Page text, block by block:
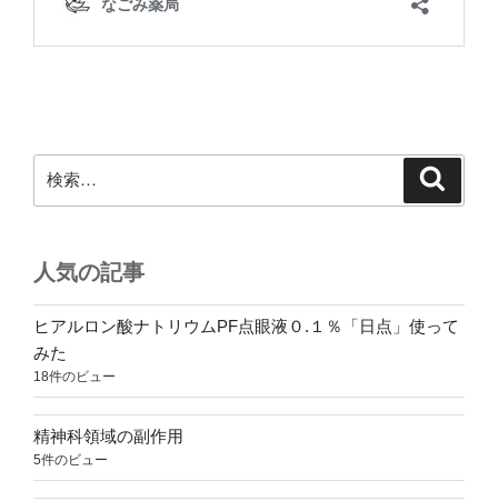
索:
人気の記事
ヒアルロン酸ナトリウムPF点眼液０.１％「日点」使って
みた
18件のビュー
精神科領域の副作用
5件のビュー